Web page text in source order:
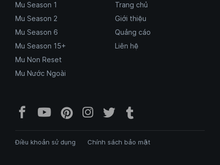
Mu Season 1
Mu Season 2
Mu Season 6
Mu Season 15+
Mu Non Reset
Mu Nước Ngoài
Trang chủ
Giới thiệu
Quảng cáo
Liên hệ
Facebook Mu Mới Ra -
YouTube Mu Mới Ra - Kênh
Pinterest Mumoira.online -
Instagram
TwitterTumblr Mu Mới
Điều khoản sử dụng Chính sách bảo mật